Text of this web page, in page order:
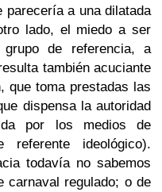
a una dilatada
lado, el miedo a ser
de referencia, a
también acuciante
que toma prestadas las
dispensa la autoridad
por los medios de
ideológico).
todavía no sabemos
carnaval regulado; o de